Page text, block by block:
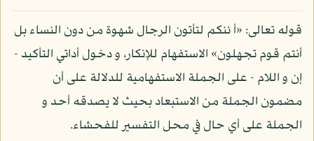
قوله تعالى: «أ ئنكم لتأتون الرجال شهوة من دون النساء بل
أنتم قوم تجهلون» الاستفهام للإنكار، و دخول أداتي التأكيد -
إن و اللام - على الجملة الاستفهامية للدلالة على أن
مضمون الجملة من الاستبعاد بحيث لا يصدقه أحد و
الجملة على أي حال في محل التفسير للفحشاء.